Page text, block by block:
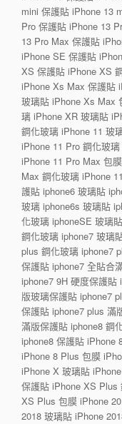
mini 保護貼 iPhone 13
Pro 保護貼 iPhone 13
13 Pro Max 保護貼
iPhone SE 保護貼
XS 保護貼 iPhone XS
iPhone Xs Max 保護貼
玻璃貼 iPhone Xs Max
璃 iPhone XR 玻璃貼
鋼化玻璃 iPhone 11 玻
iPhone 11 Pro 鋼化玻
iPhone 11 Pro Max 包
Max 鋼化玻璃 iPhone
護貼 iphone6 玻璃貼
玻璃 iphone6s 玻璃貼
化玻璃 iphoneSE 玻璃
鋼化玻璃 iphone7 玻璃
plus 鋼化玻璃 iphone7
保護貼 iphone7 全貼合
iphone7 9H 硬度保護貼
版玻璃保護貼 iphone7
保護貼 iphone7 plus 滿
滿版保護貼 iphone8 鋼
iphone8 保護貼 iPhone
iPhone 8 Plus 包膜
iPhone X 玻璃貼
保護貼 iPhone XS Plus
XS Plus 包膜 iPhone
2018 玻璃貼 iPhone